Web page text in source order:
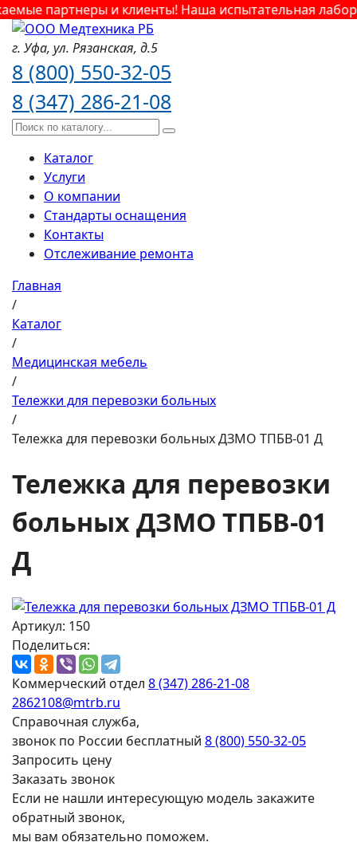
партнеры и клиенты! Наша испытательная
г. Уфа, ул. Рязанская, д.5
8 (800) 550-32-05
8 (347) 286-21-08
Каталог
Услуги
О компании
Стандарты оснащения
Контакты
Отслеживание ремонта
Главная
/
Каталог
/
Медицинская мебель
/
Тележки для перевозки больных
/
Тележка для перевозки больных ДЗМО ТПБВ-01 Д
Тележка для перевозки
больных ДЗМО ТПБВ-01
Д
Артикул: 150
Поделиться:
Коммерческий отдел 8 (347) 286-21-08
2862108@mtrb.ru
Справочная служба,
звонок по России бесплатный 8 (800) 550-32-05
Запросить цену
Заказать звонок
Если не нашли интересующую модель закажите
обратный звонок,
мы вам обязательно поможем.